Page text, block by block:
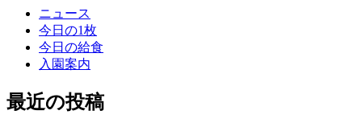
ニュース
今日の1枚
今日の給食
入園案内
最近の投稿